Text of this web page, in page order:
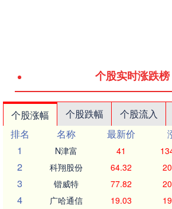
个股实时涨跌榜
个股涨幅 个股跌幅 个股流入
排名
名称 最新价
1
N津富 41
2 科翔股份 64.32
3 锴威特 77.82
4 广哈通信 19.03